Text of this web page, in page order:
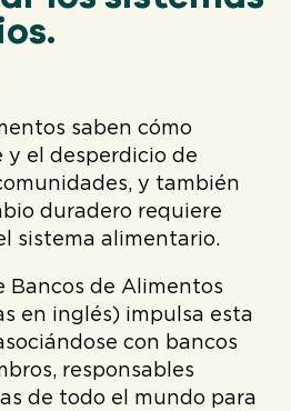
saben cómo
y el desperdicio de
y también
duradero requiere
sistema alimentario.
Bancos de Alimentos
en inglés) impulsa esta
con bancos
responsables
de todo el mundo para